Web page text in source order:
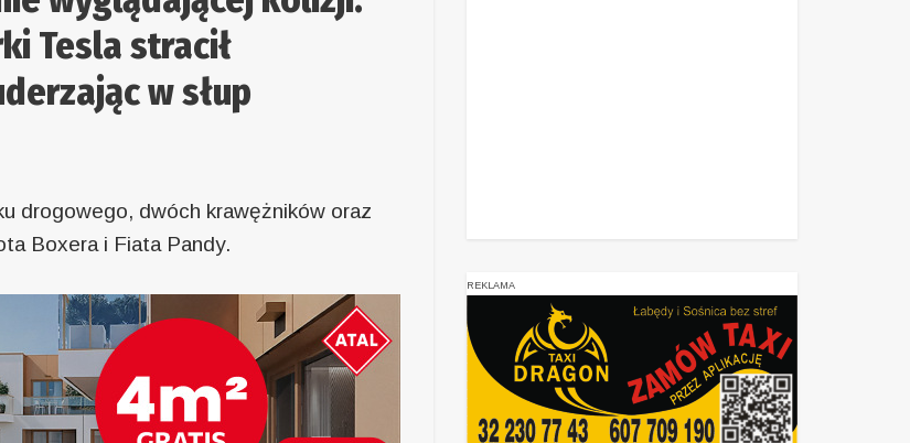
Tesla stracił
w słup
drogowego, dwóch krawężników oraz
Boxera i Fiata Pandy.
REKLAMA